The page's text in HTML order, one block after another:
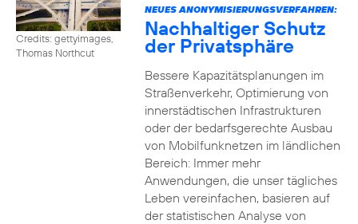
Credits: gettyimages,
Thomas Northcut
NEUES ANONYMISIERUNGSVERFAHREN:
Nachhaltiger Schutz
der Privatsphäre
Bessere Kapazitätsplanungen im
Straßenverkehr, Optimierung von
innerstädtischen Infrastrukturen
oder der bedarfsgerechte Ausbau
von Mobilfunknetzen im ländlichen
Bereich: Immer mehr
Anwendungen, die unser tägliches
Leben vereinfachen, basieren auf
der statistischen Analyse von